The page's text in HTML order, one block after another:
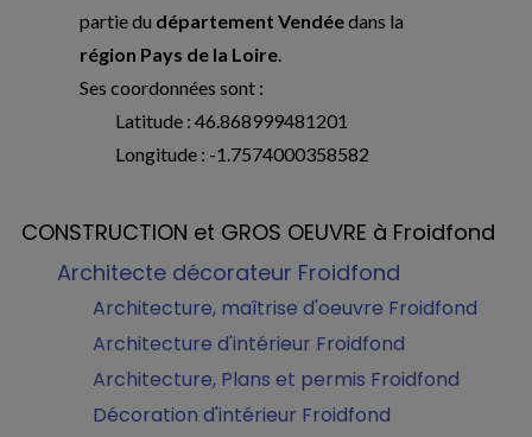
partie du département Vendéedans la
région Pays de la Loire.
Ses coordonnées sont :
Latitude : 46.868999481201
Longitude : -1.7574000358582
CONSTRUCTION et GROS OEUVRE à Froidfond
Architecte décorateur Froidfond
Architecture, maîtrise d'oeuvre Froidfond
Architecture d'intérieur Froidfond
Architecture, Plans et permis Froidfond
Décoration d'intérieur Froidfond